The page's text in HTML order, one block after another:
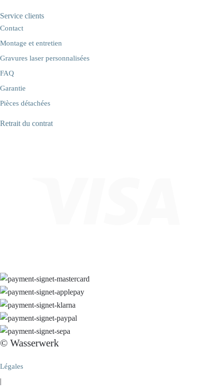
Service clients
Contact
Montage et entretien
Gravures laser personnalisées
FAQ
Garantie
Pièces détachées
Retrait du contrat
© Wasserwerk
Légales
|